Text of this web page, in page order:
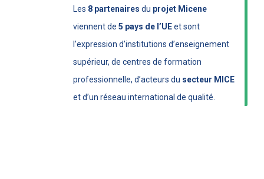
Les 8 partenaires du projet Micene
viennent de 5 pays de l’UEet sont
l’expression d’institutions d’enseignement
supérieur, de centres de formation
professionnelle, d’acteurs du secteur MICE
et d’un réseau international de qualité.